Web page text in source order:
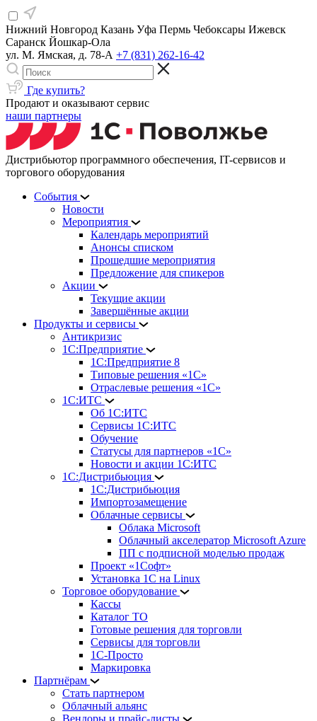
Нижний Новгород Казань Уфа Пермь Чебоксары Ижевск
Саранск Йошкар-Ола
ул. М. Ямская, д. 78-А +7 (831) 262-16-42
Где купить?
Продают и оказывают сервис
наши партнеры
Дистрибьютор программного обеспечения, IT-сервисов и
торгового оборудования
События
Новости
Мероприятия
Календарь мероприятий
Анонсы списком
Прошедшие мероприятия
Предложение для спикеров
Акции
Текущие акции
Завершённые акции
Продукты и сервисы
Антикризис
1С:Предприятие
1С:Предприятие 8
Типовые решения «1С»
Отраслевые решения «1С»
1С:ИТС
Об 1С:ИТС
Сервисы 1С:ИТС
Обучение
Статусы для партнеров «1С»
Новости и акции 1С:ИТС
1С:Дистрибьюция
1С:Дистрибьюция
Импортозамещение
Облачные сервисы
Облака Microsoft
Облачный акселератор Microsoft Azure
ПП с подписной моделью продаж
Проект «1Софт»
Установка 1С на Linux
Торговое оборудование
Кассы
Каталог ТО
Готовые решения для торговли
Сервисы для торговли
1С-Просто
Маркировка
Партнёрам
Стать партнером
Облачный альянс
Вендоры и прайс-листы